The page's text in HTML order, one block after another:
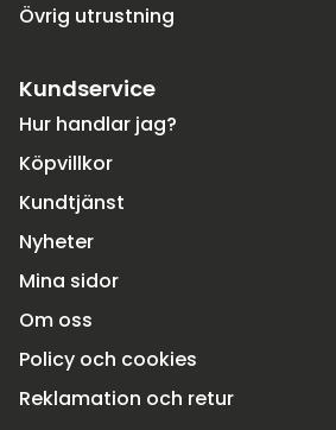
Övrig utrustning
Kundservice
Hur handlar jag?
Köpvillkor
Kundtjänst
Nyheter
Mina sidor
Om oss
Policy och cookies
Reklamation och retur